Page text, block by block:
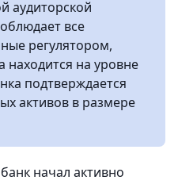
аудиторской
все
регулятором,
находится на уровне
подтверждается
активов в размере
начал активно